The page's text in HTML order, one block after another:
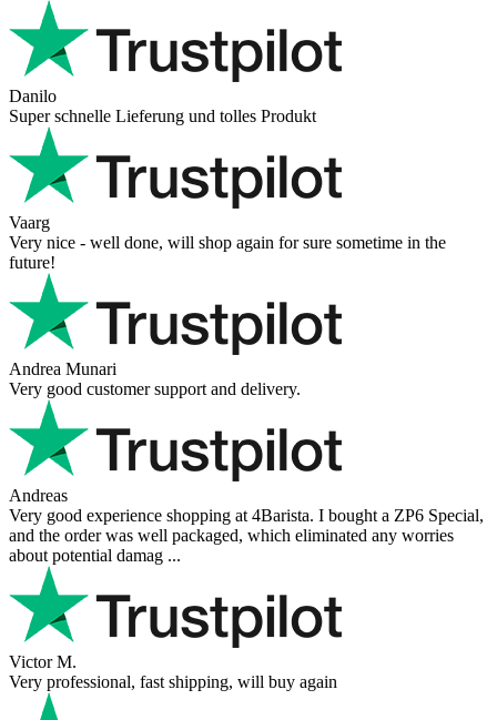
Danilo
Super schnelle Lieferung und tolles Produkt
Vaarg
Very nice - well done, will shop again for sure sometime in the
future!
Andrea Munari
Very good customer support and delivery.
Andreas
Very good experience shopping at 4Barista. I bought a ZP6 Special,
and the order was well packaged, which eliminated any worries
about potential damag ...
Victor M.
Very professional, fast shipping, will buy again